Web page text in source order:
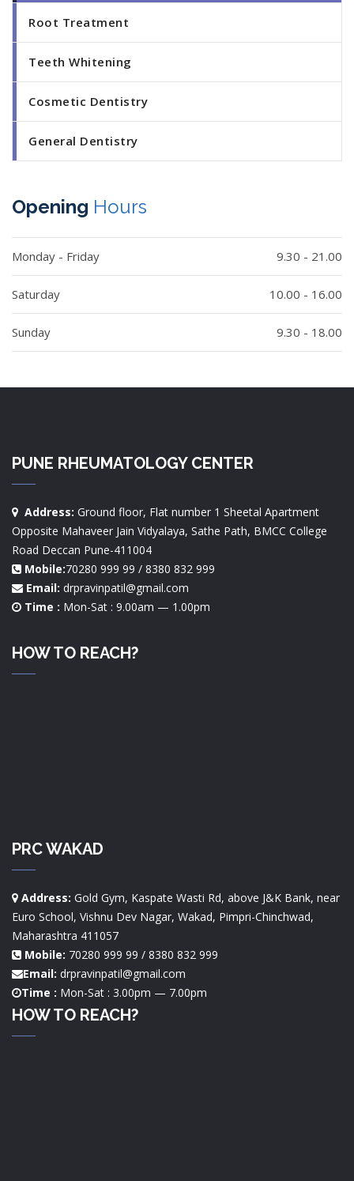
Root Treatment
Teeth Whitening
Cosmetic Dentistry
General Dentistry
Opening Hours
Monday - Friday 9.30 - 21.00
Saturday 10.00 - 16.00
Sunday 9.30 - 18.00
PUNE RHEUMATOLOGY CENTER
Address: Ground floor, Flat number 1 Sheetal Apartment
Opposite Mahaveer Jain Vidyalaya, Sathe Path, BMCC College
Road Deccan Pune-411004
Mobile:70280 999 99 / 8380 832 999
Email: drpravinpatil@gmail.com
Time : Mon-Sat : 9.00am — 1.00pm
HOW TO REACH?
PRC WAKAD
Address: Gold Gym, Kaspate Wasti Rd, above J&K Bank, near
Euro School, Vishnu Dev Nagar, Wakad, Pimpri-Chinchwad,
Maharashtra 411057
Mobile: 70280 999 99 / 8380 832 999
Email: drpravinpatil@gmail.com
Time : Mon-Sat : 3.00pm — 7.00pm
HOW TO REACH?